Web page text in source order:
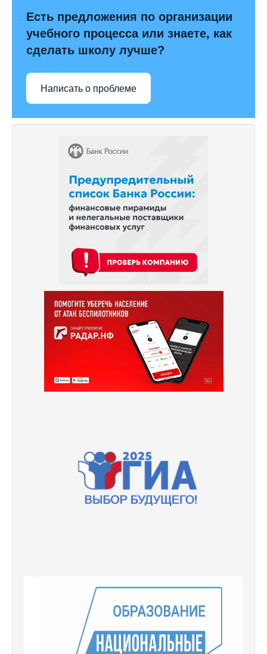
Есть предложения по организации
учебного процесса или знаете, как
сделать школу лучше?
Написать о проблеме